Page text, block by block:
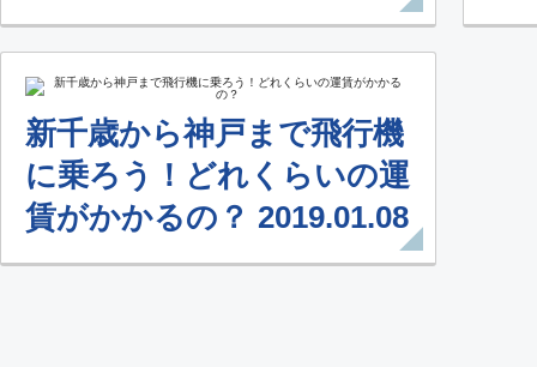
新千歳から神戸まで飛行機
に乗ろう！どれくらいの運
賃がかかるの？ 2019.01.08